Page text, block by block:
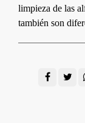
limpieza de las
también son